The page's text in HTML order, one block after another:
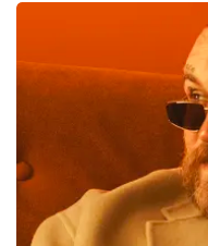
laatste 30 minuten
BESTEL NU